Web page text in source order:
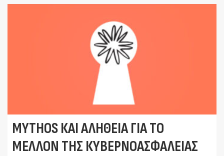
MYTHOS ΚΑΙ ΑΛΉΘΕΙΑ ΓΙΑ ΤΟ
ΜΈΛΛΟΝ ΤΗΣ ΚΥΒΕΡΝΟΑΣΦΆΛΕΙΑΣ